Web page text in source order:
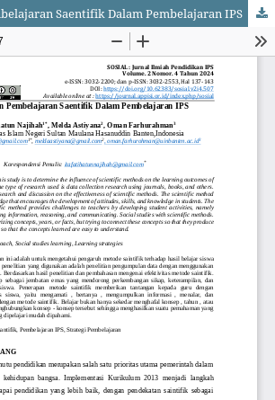
Saentifik Dalam Pembelajaran IPS